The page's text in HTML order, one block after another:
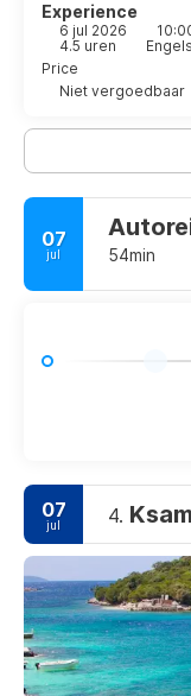
Experience
6 jul 2026
4.5 uren
Engels
Price
Niet vergoedbaar
07
jul
54min
07
jul 4.